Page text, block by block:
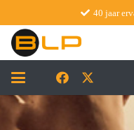
40 jaar